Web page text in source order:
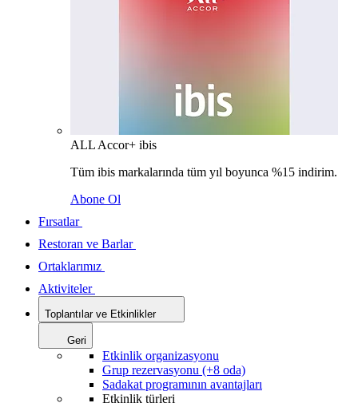
ALL Accor+ ibis
Tüm ibis markalarında tüm yıl boyunca %15 indirim.
Abone Ol
Fırsatlar
Restoran ve Barlar
Ortaklarımız
Aktiviteler
Toplantılar ve Etkinlikler
Geri
Etkinlik organizasyonu
Grup rezervasyonu (+8 oda)
Sadakat programının avantajları
Etkinlik türleri